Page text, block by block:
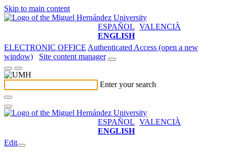
Skip to main content
ESPAÑOL VALENCIÀ
ENGLISH
ELECTRONIC OFFICE Authenticated Access (open a new
window)
Site content manager
Enter your search
ESPAÑOL VALENCIÀ
ENGLISH
Edit